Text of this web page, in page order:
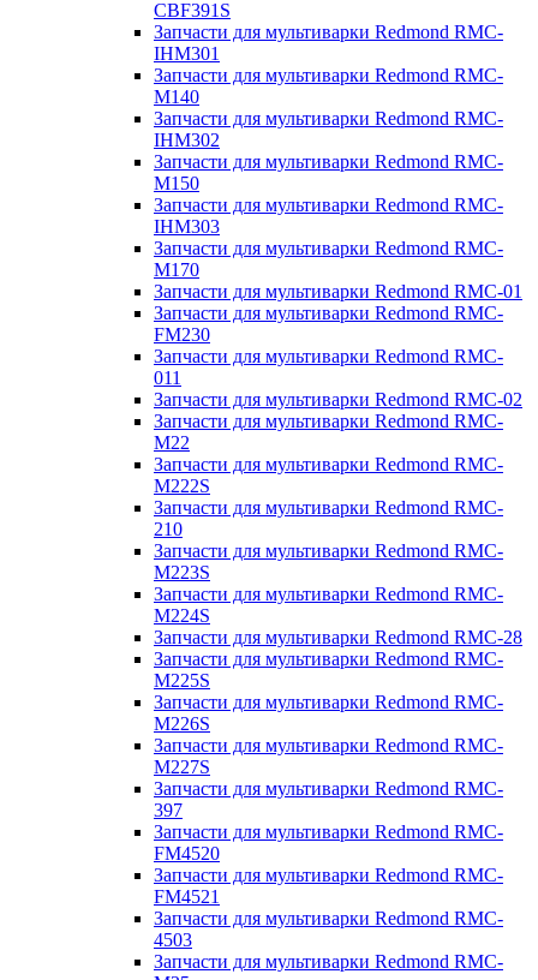
CBF391S
Запчасти для мультиварки Redmond RMC-
IHM301
Запчасти для мультиварки Redmond RMC-
M140
Запчасти для мультиварки Redmond RMC-
IHM302
Запчасти для мультиварки Redmond RMC-
M150
Запчасти для мультиварки Redmond RMC-
IHM303
Запчасти для мультиварки Redmond RMC-
M170
Запчасти для мультиварки Redmond RMC-01
Запчасти для мультиварки Redmond RMC-
FM230
Запчасти для мультиварки Redmond RMC-
011
Запчасти для мультиварки Redmond RMC-02
Запчасти для мультиварки Redmond RMC-
M22
Запчасти для мультиварки Redmond RMC-
M222S
Запчасти для мультиварки Redmond RMC-
210
Запчасти для мультиварки Redmond RMC-
M223S
Запчасти для мультиварки Redmond RMC-
M224S
Запчасти для мультиварки Redmond RMC-28
Запчасти для мультиварки Redmond RMC-
M225S
Запчасти для мультиварки Redmond RMC-
M226S
Запчасти для мультиварки Redmond RMC-
M227S
Запчасти для мультиварки Redmond RMC-
397
Запчасти для мультиварки Redmond RMC-
FM4520
Запчасти для мультиварки Redmond RMC-
FM4521
Запчасти для мультиварки Redmond RMC-
4503
Запчасти для мультиварки Redmond RMC-